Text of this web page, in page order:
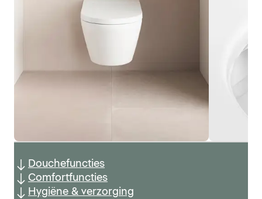
Douchefuncties
Comfortfuncties
Hygiëne & verzorging